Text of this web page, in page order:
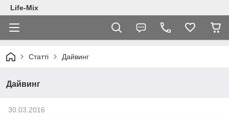
Life-Mix
Статті Дайвинг
Дайвинг
30.03.2016